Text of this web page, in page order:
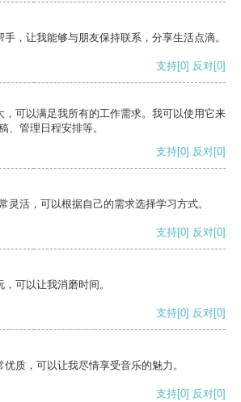
，让我能够与朋友保持联系，分享生活点滴。
支持[0] 反对[0]
，可以满足我所有的工作需求。我可以使用它来
、管理日程安排等。
支持[0] 反对[0]
灵活，可以根据自己的需求选择学习方式。
支持[0] 反对[0]
可以让我消磨时间。
支持[0] 反对[0]
质，可以让我尽情享受音乐的魅力。
支持[0] 反对[0]